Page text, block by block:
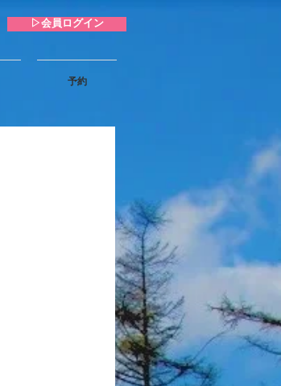
▷会員ログイン
予約